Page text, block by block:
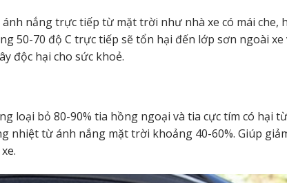
nắng trực tiếp từ mặt trời như nhà xe có mái che,
50-70 độ C trực tiếp sẽ tổn hại đến lớp sơn ngoài
độc hại cho sức khoẻ.
loại bỏ 80-90% tia hồng ngoại và tia cực tím có hại
nhiệt từ ánh nắng mặt trời khoảng 40-60%. Giúp